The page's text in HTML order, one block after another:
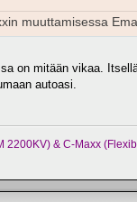
muuttamisessa
on mitään vikaa.
autoasi.
2200KV) & C-Maxx